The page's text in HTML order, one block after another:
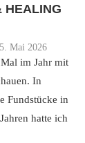
HEALING
Mai 2026
im Jahr mit
In
Fundstücke in
hatte ich